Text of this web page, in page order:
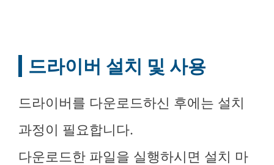
드라이버 설치 및 사용
드라이버를 다운로드하신 후에는 설치
과정이 필요합니다.
다운로드한 파일을 실행하시면 설치 마